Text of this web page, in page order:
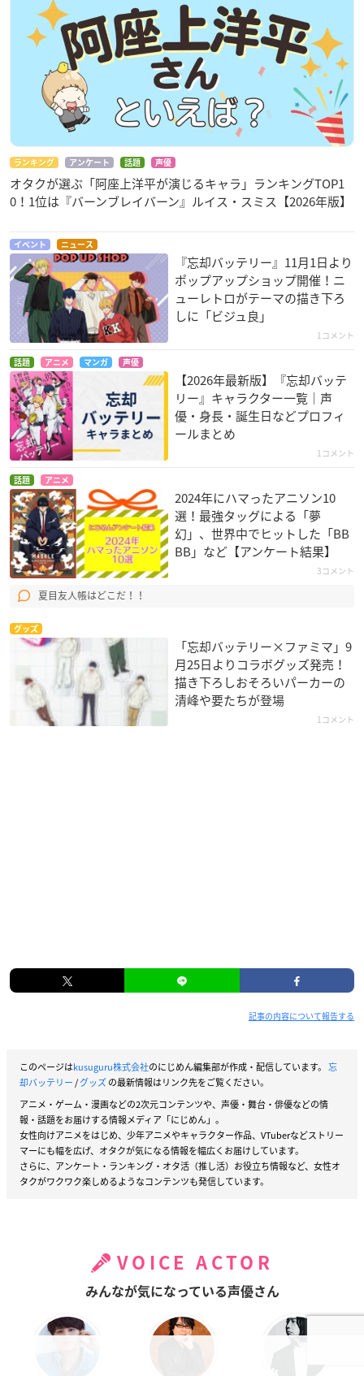
ランキング アンケート 話題 声優
オタクが選ぶ「阿座上洋平が演じるキャラ」ランキングTOP1
0！1位は『バーンブレイバーン』ルイス・スミス【2026年版】
イベント ニュース
『忘却バッテリー』11月1日より
ポップアップショップ開催！ニ
ューレトロがテーマの描き下ろ
しに「ビジュ良」
1コメント
話題 アニメ マンガ 声優
【2026年最新版】『忘却バッテ
リー』キャラクター一覧｜声
優・身長・誕生日などプロフィ
ールまとめ
1コメント
話題 アニメ
2024年にハマったアニソン10
選！最強タッグによる「夢
幻」、世界中でヒットした「BB
BB」など【アンケート結果】
3コメント
夏目友人帳はどこだ！！
グッズ
「忘却バッテリー×ファミマ」9
月25日よりコラボグッズ発売！
描き下ろしおそろいパーカーの
清峰や要たちが登場
1コメント
記事の内容について報告する
このページはkusuguru株式会社のにじめん編集部が作成・配信しています。 忘
却バッテリー/グッズの最新情報はリンク先をご覧ください。
アニメ・ゲーム・漫画などの2次元コンテンツや、声優・舞台・俳優などの情
報・話題をお届けする情報メディア「にじめん」。
女性向けアニメをはじめ、少年アニメやキャラクター作品、VTuberなどストリー
マーにも幅を広げ、オタクが気になる情報を幅広くお届けしています。
さらに、アンケート・ランキング・オタ活（推し活）お役立ち情報など、女性オ
タクがワクワク楽しめるようなコンテンツも発信しています。
VOICE ACTOR
みんなが気になっている声優さん